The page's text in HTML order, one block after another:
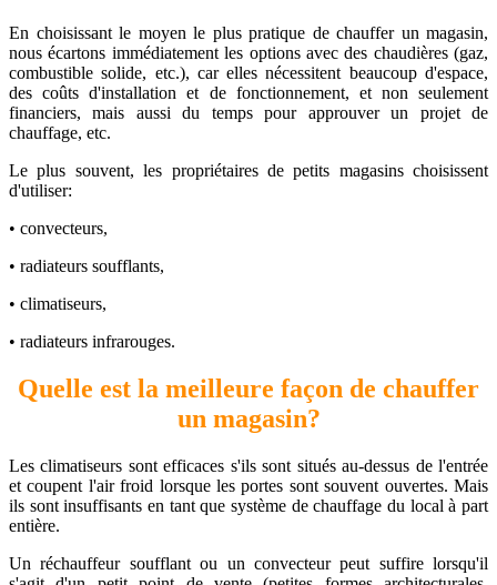
En choisissant le moyen le plus pratique de chauffer un magasin,
nous écartons immédiatement les options avec des chaudières (gaz,
combustible solide, etc.), car elles nécessitent beaucoup d'espace,
des coûts d'installation et de fonctionnement, et non seulement
financiers, mais aussi du temps pour approuver un projet de
chauffage, etc.
Le plus souvent, les propriétaires de petits magasins choisissent
d'utiliser:
• convecteurs,
• radiateurs soufflants,
• climatiseurs,
• radiateurs infrarouges.
Quelle est la meilleure façon de chauffer
un magasin?
Les climatiseurs sont efficaces s'ils sont situés au-dessus de l'entrée
et coupent l'air froid lorsque les portes sont souvent ouvertes. Mais
ils sont insuffisants en tant que système de chauffage du local à part
entière.
Un réchauffeur soufflant ou un convecteur peut suffire lorsqu'il